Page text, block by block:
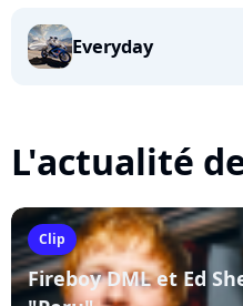
Everyday
L'actualité
Clip
Fireboy DML et Ed